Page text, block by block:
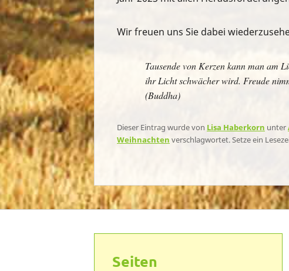
Wir freuen uns Sie dabei
Tausende von Kerzen kann man am
ihr Licht schwächer wird. Freude
(Buddha)
Dieser Eintrag wurde von Lisa Haberkorn unter
Weihnachten verschlagwortet. Setze ein
Seiten